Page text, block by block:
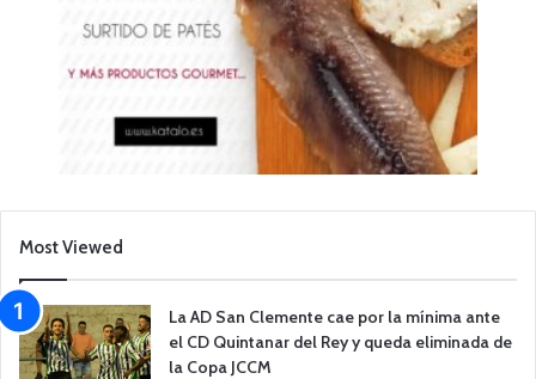
Most Viewed
La AD San Clemente cae por la mínima ante
el CD Quintanar del Rey y queda eliminada de
la Copa JCCM